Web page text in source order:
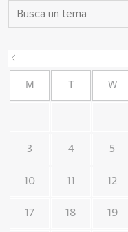
M W
3 4 5
10 11 12
17 18 19